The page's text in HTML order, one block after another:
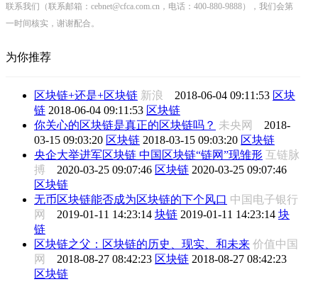
联系我们（联系邮箱：cebnet@cfca.com.cn，电话：400-880-9888），我们会第
一时间核实，谢谢配合。
为你推荐
区块链+还是+区块链 新浪 2018-06-04 09:11:53 区块
链 2018-06-04 09:11:53 区块链
你关心的区块链是真正的区块链吗？ 未央网 2018-
03-15 09:03:20 区块链 2018-03-15 09:03:20 区块链
央企大举进军区块链 中国区块链“链网”现雏形 互链脉
搏 2020-03-25 09:07:46 区块链 2020-03-25 09:07:46
区块链
无币区块链能否成为区块链的下个风口 中国电子银行
网 2019-01-11 14:23:14 块链 2019-01-11 14:23:14 块
链
区块链之父：区块链的历史、现实、和未来 价值中国
网 2018-08-27 08:42:23 区块链 2018-08-27 08:42:23
区块链